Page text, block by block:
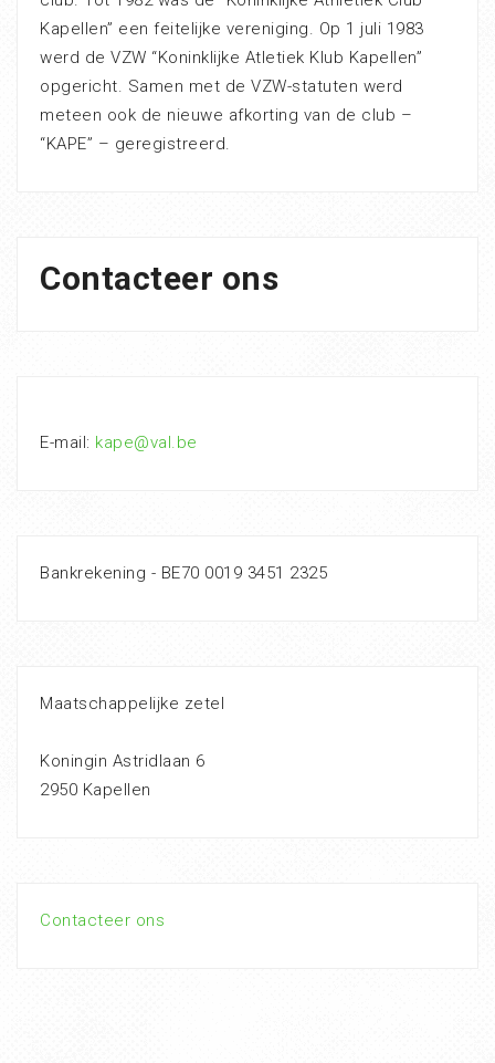
Kapellen” een feitelijke vereniging. Op 1 juli 1983
werd de VZW “Koninklijke Atletiek Klub Kapellen”
opgericht. Samen met de VZW-statuten werd
meteen ook de nieuwe afkorting van de club –
“KAPE” – geregistreerd.
Contacteer ons
E-mail: kape@val.be
Bankrekening - BE70 0019 3451 2325
Maatschappelijke zetel
Koningin Astridlaan 6
2950 Kapellen
Contacteer ons